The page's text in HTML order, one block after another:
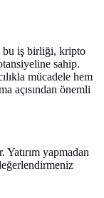
bu iş birliği, kripto
sahip.
mücadele hem
açısından önemli
yapmadan